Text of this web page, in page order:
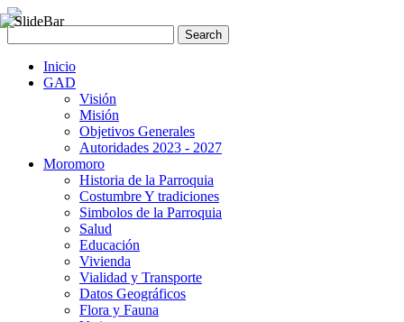
Inicio
GAD
Visión
Misión
Objetivos Generales
Autoridades 2023 - 2027
Moromoro
Historia de la Parroquia
Costumbre Y tradiciones
Simbolos de la Parroquia
Salud
Educación
Vivienda
Vialidad y Transporte
Datos Geográficos
Flora y Fauna